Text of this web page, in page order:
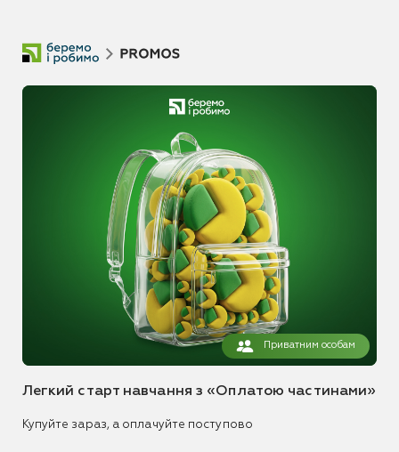
Приватним особам
Легкий старт навчання з «Оплатою частинами»
Купуйте зараз, а оплачуйте поступово